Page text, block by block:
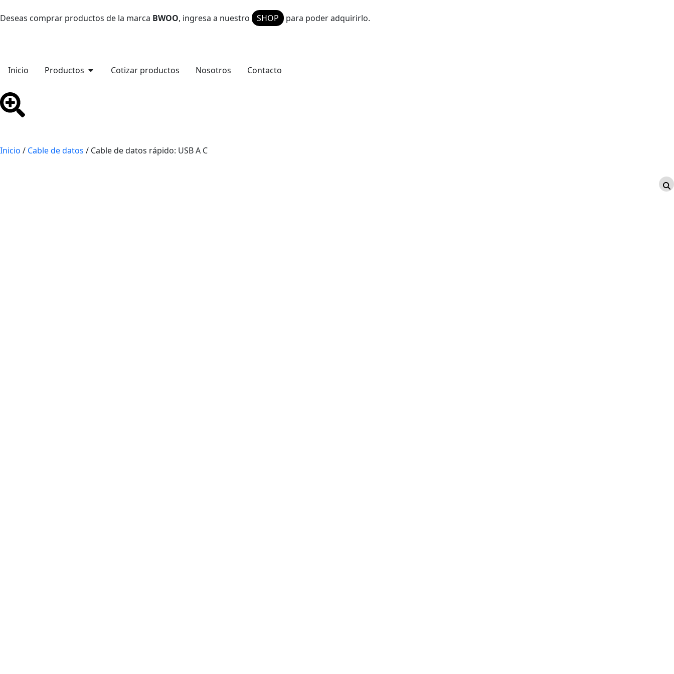
Deseas comprar productos de la marca BWOO, ingresa a nuestro SHOP para poder adquirirlo.
Inicio Productos Cotizar productos Nosotros Contacto
Inicio / Cable de datos / Cable de datos rápido: USB A C